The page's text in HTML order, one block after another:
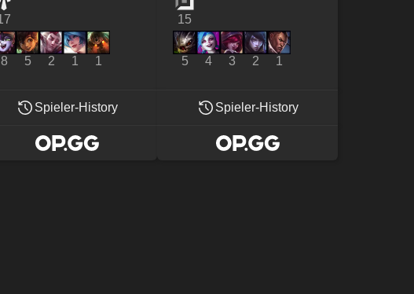
8 5 2 1 1
Spieler-History
15
5 4 3 2 1
Spieler-History